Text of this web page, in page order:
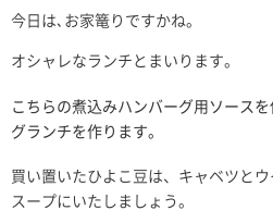
今日は､お家篭りですかね。
オシャレなランチとまいります。
こちらの煮込みハンバーグ用ソース
グランチを作ります。
買い置いたひよこ豆は、キャベツと
スープにいたしましょう。